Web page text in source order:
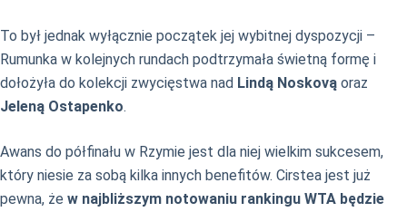
To był jednak wyłącznie początek jej wybitnej dyspozycji –
Rumunka w kolejnych rundach podtrzymała świetną formę i
dołożyła do kolekcji zwycięstwa nad Lindą Noskovą oraz
Jeleną Ostapenko.
Awans do półfinału w Rzymie jest dla niej wielkim sukcesem,
który niesie za sobą kilka innych benefitów. Cirstea jest już
pewna, że w najbliższym notowaniu rankingu WTA będzie